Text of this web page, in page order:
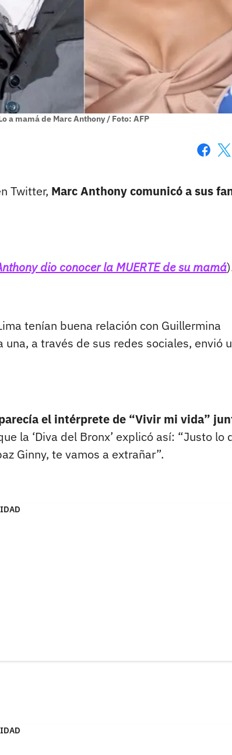
a mamá de Marc Anthony / Foto: AFP
Twitter, Marc Anthony comunicó a sus
dio conocer la MUERTE de su mamá
tenían buena relación con Guillermina
a través de sus redes sociales, envió
el intérprete de “Vivir mi vida”
la ‘Diva del Bronx’ explicó así: “Justo lo
Ginny, te vamos a extrañar”.